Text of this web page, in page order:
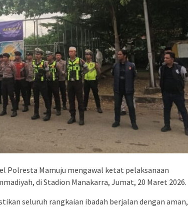
Polresta Mamuju mengawal ketat pelaksanaan
di Stadion Manakarra, Jumat, 20 Maret 2026.
seluruh rangkaian ibadah berjalan dengan aman,